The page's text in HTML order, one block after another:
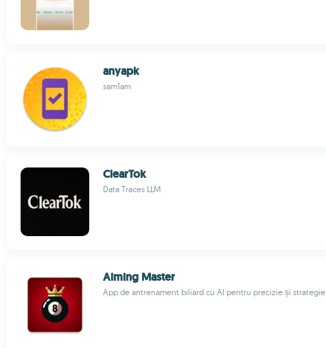
anyapk
sam1am
ClearTok
Data Traces LLM
Aiming Master
App de antrenament biliard cu AI pentru precizie și strategie